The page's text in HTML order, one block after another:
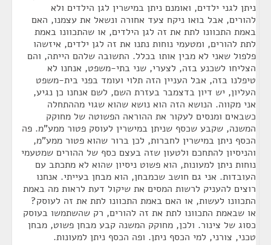
ניתן לגני ילדים, ואומנם ניתן במישרין לגן הילדים ולא
להורים, אבל בואו ניקח צעד אחורה ונשאל את עצמנו, האם
באמת התכוונו לתת את זה לגן הילדים, או שהתכוונו באמת
לתת להורים, ומטעמי נוחות נתנו את זה לגן ילדים, איזשהו
פלפול שאני לא מבין אותו בכלל. התשובה שלהם הייתה, והם
הצליחו לשכנע בזה, לצערי, שני בתי-משפט, אנחנו לא
טיפלנו בזה, אבל העניין הזה תלוי ועומד בפני בית-משפט
העליון, יש דיון בדצמבר בעזרת השם, לשם אנחנו כן נגיע,
אני מקווה. הנושא הזה הוא נושא שהוא שגוי מההתחלה
כשבאים ומנסים לעקור את ההוראה הפשוטה של מחוקק
המשנה, שקבע שכסף שניתן במישרין לעוסק פטור ממע"מ. פה
הכסף ניתן במישרין לחברות, לכן ברור שהוא פטור ממע"מ,
והניסיון להתחכם ולטעון שזה בעצם כסף של ההורים שמטעמי
נוחות ניתן למעונות, הוא פשוט ניסיון שהוא לא מתכתב עם
העובדות. אני גם חושב שכמבחן, הוא מבחן בעייתי. אנחנו
רוצים להעניק לרשות המסים את שיקול דעת לראות מה באמת
התכוונו לעשות, או האם באמת התכוונו לתת את זה לעוסק?
או שבאמת התכוונו לתת את זה להורים, רק שהשתמשו בעוסק
כסוג של צינור. ולכן, מחוקק המשנה קבע מבחן פשוט, מבחן
טכני, צורני, למי הכסף ניתן. ופה הכסף ניתן למעונות.